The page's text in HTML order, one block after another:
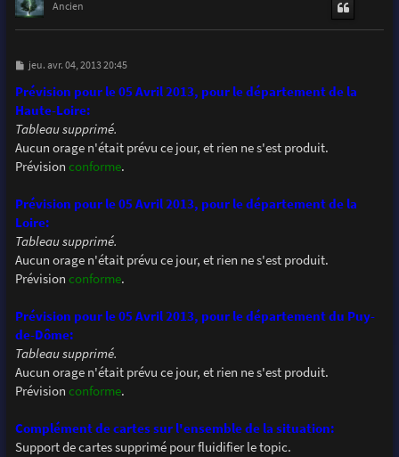
Ancien
M
s
s
a
g
e
jeu. avr. 04, 2013 20:45
Prévision pour le 05 Avril 2013, pour le département de la
Haute-Loire:
Tableau supprimé.
Aucun orage n'était prévu ce jour, et rien ne s'est produit.
Prévision conforme.
Prévision pour le 05 Avril 2013, pour le département de la
Loire:
Tableau supprimé.
Aucun orage n'était prévu ce jour, et rien ne s'est produit.
Prévision conforme.
Prévision pour le 05 Avril 2013, pour le département du Puy-
de-Dôme:
Tableau supprimé.
Aucun orage n'était prévu ce jour, et rien ne s'est produit.
Prévision conforme.
Complément de cartes sur l'ensemble de la situation:
Support de cartes supprimé pour fluidifier le topic.